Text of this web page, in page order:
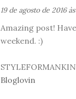
19 de agosto de 2016
Amazing post!
weekend. :)
Bloglovin